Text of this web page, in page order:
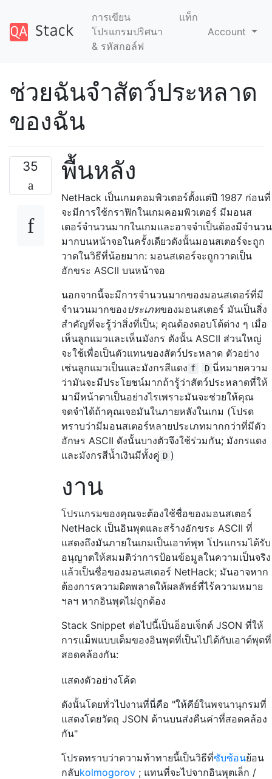
การเขียน
โปรแกรมปริศนา
& รหัสกอล์ฟ
แท็ก
Account
ช่วยฉันจำสัตว์ประหลาด
ของฉัน
35 พื้นหลัง
NetHack เป็นเกมคอมพิวเตอร์ตั้งแต่ปี 1987 ก่อนที่
จะมีการใช้กราฟิกในเกมคอมพิวเตอร์ มีมอนส
เตอร์จำนวนมากในเกมและอาจจำเป็นต้องมีจำนวน
มากบนหน้าจอในครั้งเดียวดังนั้นมอนสเตอร์จะถูก
วาดในวิธีที่น้อยมาก: มอนสเตอร์จะถูกวาดเป็น
อักขระ ASCII บนหน้าจอ
นอกจากนี้จะมีการจำนวนมากของมอนสเตอร์ที่มี
จำนวนมากของประเภทของมอนสเตอร์ มันเป็นสิ่ง
สำคัญที่จะรู้ว่าสิ่งที่เป็น; คุณต้องตอบโต้ต่าง ๆ เมื่อ
เห็นลูกแมวและเห็นมังกร ดังนั้น ASCII ส่วนใหญ่
จะใช้เพื่อเป็นตัวแทนของสัตว์ประหลาด ตัวอย่าง
เช่นลูกแมวเป็นและมังกรสีแดง f D นี่หมายความ
ว่ามันจะมีประโยชน์มากถ้ารู้ว่าสัตว์ประหลาดที่ให้
มามีหน้าตาเป็นอย่างไรเพราะมันจะช่วยให้คุณ
จดจำได้ถ้าคุณเจอมันในภายหลังในเกม (โปรด
ทราบว่ามีมอนสเตอร์หลายประเภทมากกว่าที่มีตัว
อักษร ASCII ดังนั้นบางตัวจึงใช้ร่วมกัน; มังกรแดง
และมังกรสีน้ำเงินมีทั้งคู่ D )
งาน
โปรแกรมของคุณจะต้องใช้ชื่อของมอนสเตอร์
NetHack เป็นอินพุตและสร้างอักขระ ASCII ที่
แสดงถึงมันภายในเกมเป็นเอาท์พุท โปรแกรมได้รับ
อนุญาตให้สมมติว่าการป้อนข้อมูลในความเป็นจริง
แล้วเป็นชื่อของมอนสเตอร์ NetHack; มันอาจหาก
ต้องการความผิดพลาดให้ผลลัพธ์ที่ไร้ความหมาย
ฯลฯ หากอินพุตไม่ถูกต้อง
Stack Snippet ต่อไปนี้เป็นอ็อบเจ็กต์ JSON ที่ให้
การแม็พแบบเต็มของอินพุตที่เป็นไปได้กับเอาต์พุตที่
สอดคล้องกัน:
แสดงตัวอย่างโค้ด
ดังนั้นโดยทั่วไปงานที่นี่คือ "ให้คีย์ในพจนานุกรมที่
แสดงโดยวัตถุ JSON ด้านบนส่งคืนค่าที่สอดคล้อง
กัน"
โปรดทราบว่าความท้าทายนี้เป็นวิธีที่ซับซ้อนย้อน
กลับkolmogorov ; แทนที่จะไปจากอินพุตเล็ก /